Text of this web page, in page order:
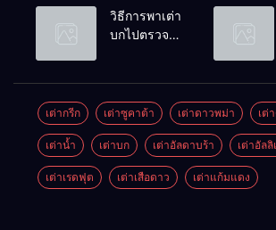
วางไข่ในคอก
เต่า
วิธีการพาเต่า
บกไปตรวจ
เต่ากรีก เต่าซูคาต้า เต่าดาวพม่า เต่
เต่าน้ำ เต่าบก เต่าอัลดาบร้า เต่าอัลลิ
เต่าเรดฟุต เต่าเสือดาว เต่าแก้มแดง